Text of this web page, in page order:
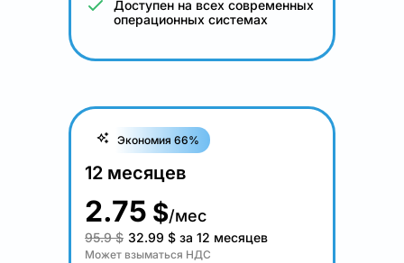
Доступен на всех современных
операционных системах
Экономия 66%
12 месяцев
2.75 $/мес
95.9 $ 32.99 $ за 12 месяцев
Может взыматься НДС